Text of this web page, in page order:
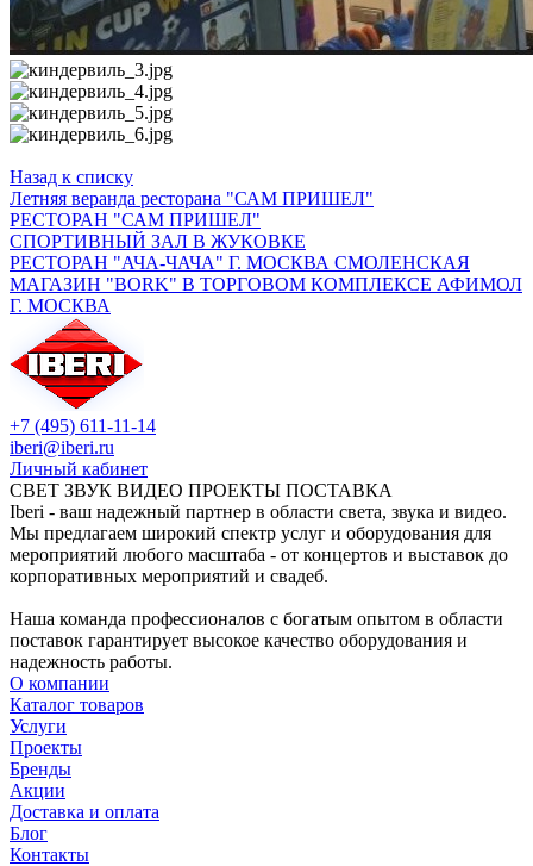
Назад к списку
Летняя веранда ресторана "САМ ПРИШЕЛ"
РЕСТОРАН "САМ ПРИШЕЛ"
СПОРТИВНЫЙ ЗАЛ В ЖУКОВКЕ
РЕСТОРАН "АЧА-ЧАЧА" Г. МОСКВА СМОЛЕНСКАЯ
МАГАЗИН "BORK" В ТОРГОВОМ КОМПЛЕКСЕ АФИМОЛ
Г. МОСКВА
+7 (495) 611-11-14
iberi@iberi.ru
Личный кабинет
СВЕТ ЗВУК ВИДЕО ПРОЕКТЫ ПОСТАВКА
Iberi - ваш надежный партнер в области света, звука и видео.
Мы предлагаем широкий спектр услуг и оборудования для
мероприятий любого масштаба - от концертов и выставок до
корпоративных мероприятий и свадеб.
Наша команда профессионалов с богатым опытом в области
поставок гарантирует высокое качество оборудования и
надежность работы.
О компании
Каталог товаров
Услуги
Проекты
Бренды
Акции
Доставка и оплата
Блог
Контакты